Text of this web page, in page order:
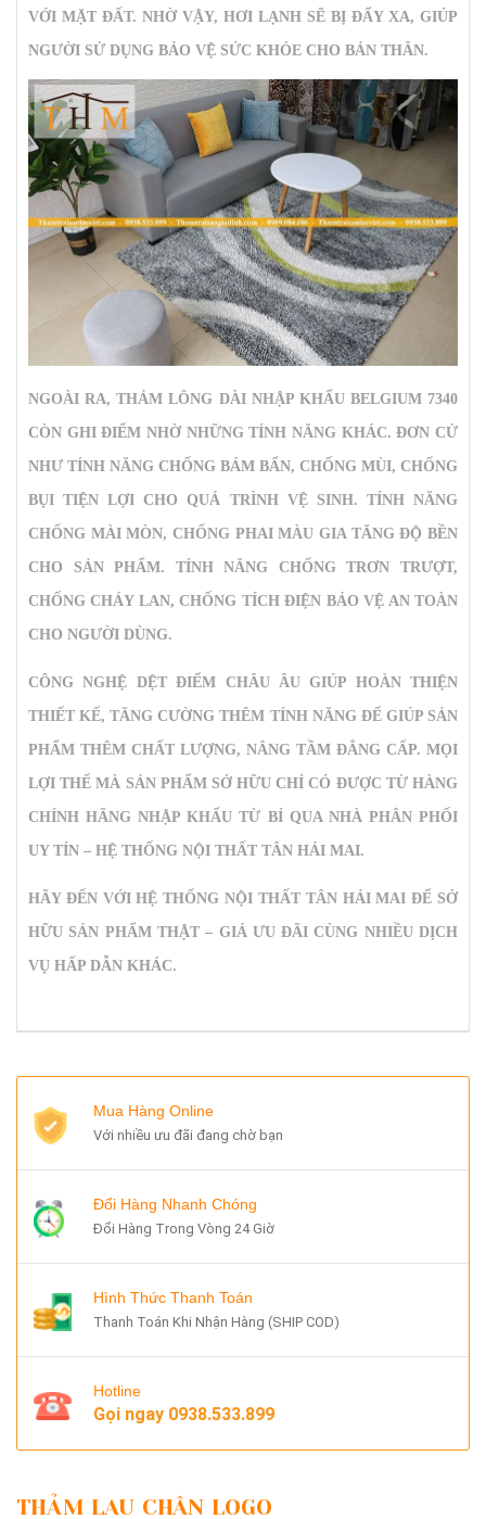
VỚI MẶT ĐẤT. NHỜ VẬY, HƠI LẠNH SẼ BỊ ĐẨY XA, GIÚP
NGƯỜI SỬ DỤNG BẢO VỆ SỨC KHỎE CHO BẢN THÂN.
NGOÀI RA,THẢM LÔNG DÀI NHẬP KHẨU BELGIUM 7340
CÒN GHI ĐIỂM NHỜ NHỮNG TÍNH NĂNG KHÁC. ĐƠN CỬ
NHƯ TÍNH NĂNG CHỐNG BÁM BẨN, CHỐNG MÙI, CHỐNG
BỤI TIỆN LỢI CHO QUÁ TRÌNH VỆ SINH. TÍNH NĂNG
CHỐNG MÀI MÒN, CHỐNG PHAI MÀU GIA TĂNG ĐỘ BỀN
CHO SẢN PHẨM. TÍNH NĂNG CHỐNG TRƠN TRƯỢT,
CHỐNG CHÁY LAN, CHỐNG TÍCH ĐIỆN BẢO VỆ AN TOÀN
CHO NGƯỜI DÙNG.
CÔNG NGHỆ DỆT ĐIỂM CHÂU ÂU GIÚP HOÀN THIỆN
THIẾT KẾ, TĂNG CƯỜNG THÊM TÍNH NĂNG ĐỂ GIÚP SẢN
PHẨM THÊM CHẤT LƯỢNG, NÂNG TẦM ĐẲNG CẤP. MỌI
LỢI THẾ MÀ SẢN PHẨM SỞ HỮU CHỈ CÓ ĐƯỢC TỪ HÀNG
CHÍNH HÃNG NHẬP KHẨU TỪ BỈ QUA NHÀ PHÂN PHỐI
UY TÍN – HỆ THỐNG NỘI THẤT TÂN HẢI MAI.
HÃY ĐẾN VỚI HỆ THỐNG NỘI THẤT TÂN HẢI MAI ĐỂ SỞ
HỮU SẢN PHẨM THẬT – GIÁ ƯU ĐÃI CÙNG NHIỀU DỊCH
VỤ HẤP DẪN KHÁC.
Mua Hàng Online
Với nhiều ưu đãi đang chờ bạn
Đổi Hàng Nhanh Chóng
Đổi Hàng Trong Vòng 24 Giờ
Hình Thức Thanh Toán
Thanh Toán Khi Nhận Hàng (SHIP COD)
Hotline
Gọi ngay 0938.533.899
THẢM LAU CHÂN LOGO